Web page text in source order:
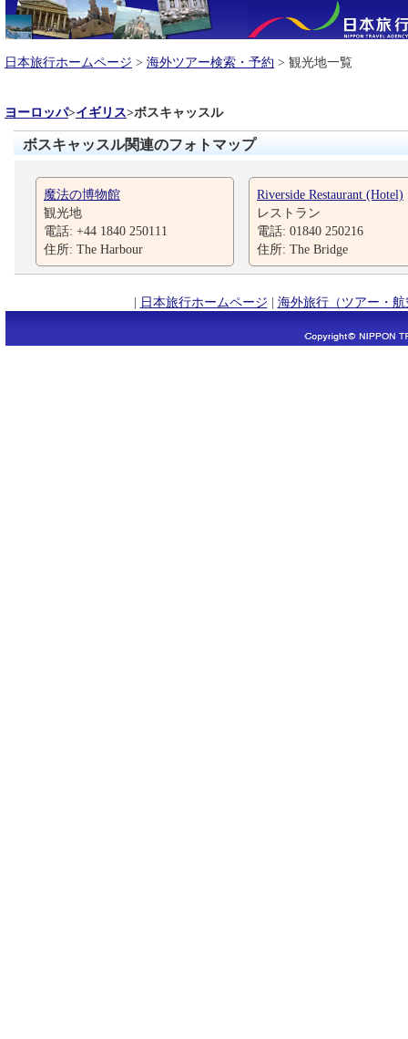
日本旅行ホームページ > 海外ツアー検索・予約 > 観光地一覧
ヨーロッパ>イギリス>ボスキャッスル
ボスキャッスル関連のフォトマップ
魔法の博物館
観光地
電話: +44 1840 250111
住所: The Harbour
Riverside Restaurant (Hotel)
レストラン
電話: 01840 250216
住所: The Bridge
| 日本旅行ホームページ | 海外旅行（ツアー・航